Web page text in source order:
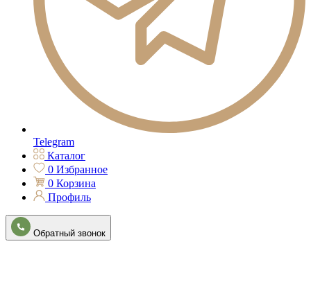
Telegram
Каталог
0 Избранное
0 Корзина
Профиль
Обратный звонок